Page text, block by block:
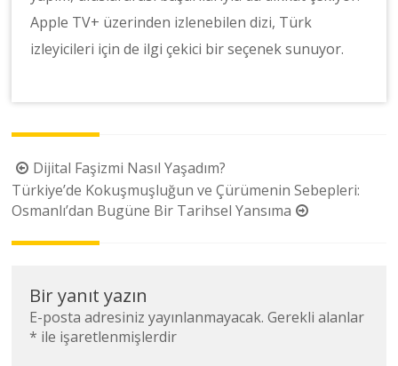
Apple TV+ üzerinden izlenebilen dizi, Türk
izleyicileri için de ilgi çekici bir seçenek sunuyor.
Yazı
dolaşımı
Dijital Faşizmi Nasıl Yaşadım?
Türkiye’de Kokuşmuşluğun ve Çürümenin Sebepleri:
Osmanlı’dan Bugüne Bir Tarihsel Yansıma
Bir yanıt yazın
E-posta adresiniz yayınlanmayacak. Gerekli alanlar
* ile işaretlenmişlerdir